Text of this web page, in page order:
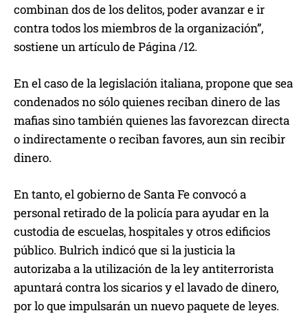
combinan dos de los delitos, poder avanzar e ir
contra todos los miembros de la organización”,
sostiene un artículo de Página /12.
En el caso de la legislación italiana, propone que sea
condenados no sólo quienes reciban dinero de las
mafias sino también quienes las favorezcan directa
o indirectamente o reciban favores, aun sin recibir
dinero.
En tanto, el gobierno de Santa Fe convocó a
personal retirado de la policía para ayudar en la
custodia de escuelas, hospitales y otros edificios
público. Bulrich indicó que si la justicia la
autorizaba a la utilización de la ley antiterrorista
apuntará contra los sicarios y el lavado de dinero,
por lo que impulsarán un nuevo paquete de leyes.